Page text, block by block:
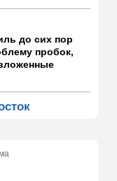
до сих пор
пробок,